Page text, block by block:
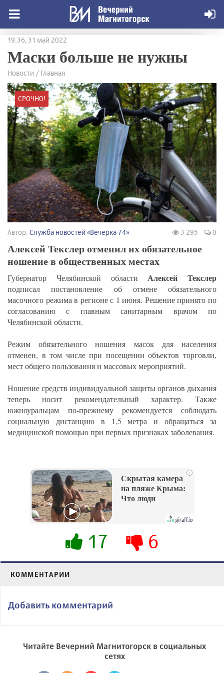
19:36, 31 май 2022
Маски больше не нужны
Новости / Главная
СРОЧНО!
Автор: Служба новостей «Вечерка 74» 3 295 0
Алексей Текслер отменил их обязательное
ношение в общественных местах
Губернатор Челябинской областиАлексей Текслер
подписал постановление об отмене обязательного
масочного режима в регионе с 1 июня. Решение принято по
согласованию с главным санитарным врачом по
Челябинской области.
Режим обязательного ношения масок для населения
отменен, в том числе при посещении объектов торговли,
мест общего пользования и массовых мероприятий.
Ношение средств индивидуальной защиты органов дыхания
теперь носит рекомендательный характер. Также
южноуральцам по-прежнему рекомендуется соблюдать
социальную дистанцию в 1,5 метра и обращаться за
медицинской помощью при первых признаках заболевания.
i
Скрытая камера
на пляже Крыма:
Что люди
их не видят...
17 6
КОММЕНТАРИИ
Добавить комментарий
Читайте Вечерний Магнитогорск в социальных
сетях